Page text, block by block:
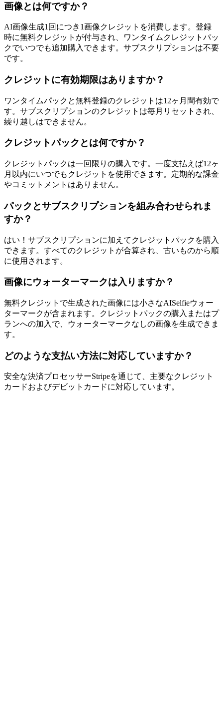
画像とは何ですか？
AI画像生成1回につき1画像クレジットを消費します。登録
時に無料クレジットが付与され、ワンタイムクレジットパッ
クでいつでも追加購入できます。サブスクリプションは不要
です。
クレジットに有効期限はありますか？
ワンタイムパックと無料登録のクレジットは12ヶ月間有効で
す。サブスクリプションのクレジットは毎月リセットされ、
繰り越しはできません。
クレジットパックとは何ですか？
クレジットパックは一回限りの購入です。一度支払えば12ヶ
月以内にいつでもクレジットを使用できます。定期的な課金
やコミットメントはありません。
パックとサブスクリプションを組み合わせられま
すか？
はい！サブスクリプションに加えてクレジットパックを購入
できます。すべてのクレジットが合算され、古いものから順
に使用されます。
画像にウォーターマークは入りますか？
無料クレジットで生成された画像には小さなAISelfieウォー
ターマークが含まれます。クレジットパックの購入またはプ
ランへの加入で、ウォーターマークなしの画像を生成できま
す。
どのような支払い方法に対応していますか？
安全な決済プロセッサーStripeを通じて、主要なクレジット
カードおよびデビットカードに対応しています。